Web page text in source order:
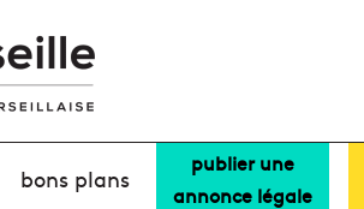
bons plans
publier une
annonce légale